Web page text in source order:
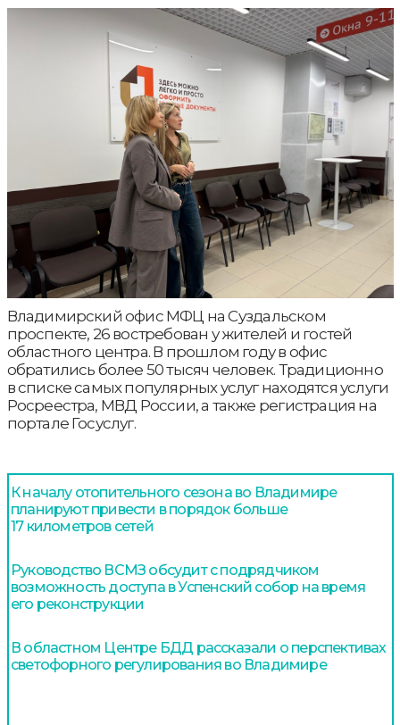
Владимирский офис МФЦ на Суздальском
проспекте, 26 востребован у жителей и гостей
областного центра. В прошлом году в офис
обратились более 50 тысяч человек. Традиционно
в списке самых популярных услуг находятся услуги
Росреестра, МВД России, а также регистрация на
портале Госуслуг.
К началу отопительного сезона во Владимире
планируют привести в порядок больше
17 километров сетей
Руководство ВСМЗ обсудит с подрядчиком
возможность доступа в Успенский собор на время
его реконструкции
В областном Центре БДД рассказали о перспективах
светофорного регулирования во Владимире